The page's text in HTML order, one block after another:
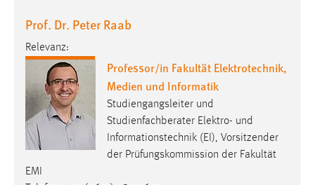
Prof. Dr. Peter Raab
Relevanz:
Professor/in Fakultät Elektrotechnik,
Medien und Informatik
Studiengangsleiter und
Studienfachberater Elektro- und
Informationstechnik (EI), Vorsitzender
der Prüfungskommission der Fakultät
EMI